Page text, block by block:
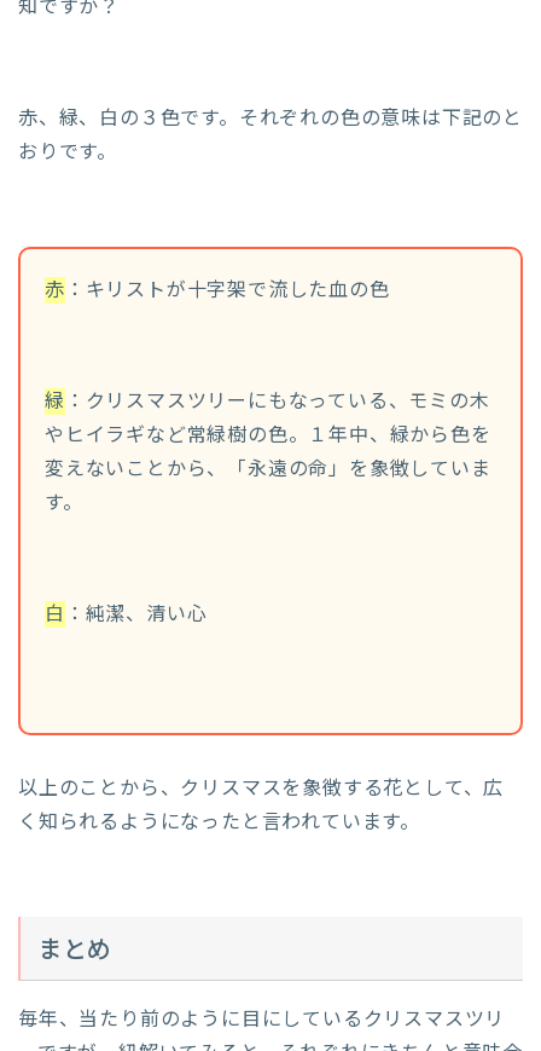
知ですか？
赤、緑、白の３色です。それぞれの色の意味は下記のと
おりです。
赤 ：キリストが十字架で流した血の色
緑 ：クリスマスツリーにもなっている、モミの木
やヒイラギなど常緑樹の色。１年中、緑から色を
変えないことから、「永遠の命」を象徴していま
す。
白 ：純潔、清い心
以上のことから、クリスマスを象徴する花として、広
く知られるようになったと言われています。
まとめ
毎年、当たり前のように目にしているクリスマスツリ